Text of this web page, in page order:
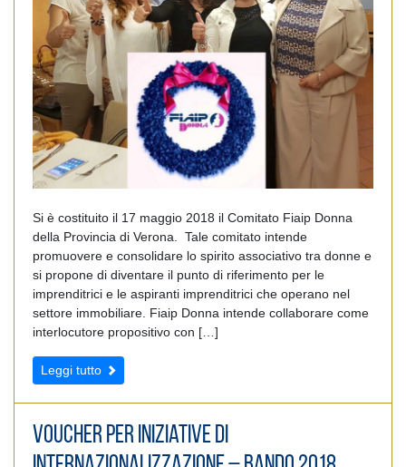
Si è costituito il 17 maggio 2018 il Comitato Fiaip Donna
della Provincia di Verona. Tale comitato intende
promuovere e consolidare lo spirito associativo tra donne e
si propone di diventare il punto di riferimento per le
imprenditrici e le aspiranti imprenditrici che operano nel
settore immobiliare. Fiaip Donna intende collaborare come
interlocutore propositivo con […]
Leggi tutto
Voucher per iniziative di